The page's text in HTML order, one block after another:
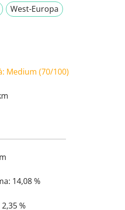
West-Europa
Medium (70/100)
14,08 %
2,35 %